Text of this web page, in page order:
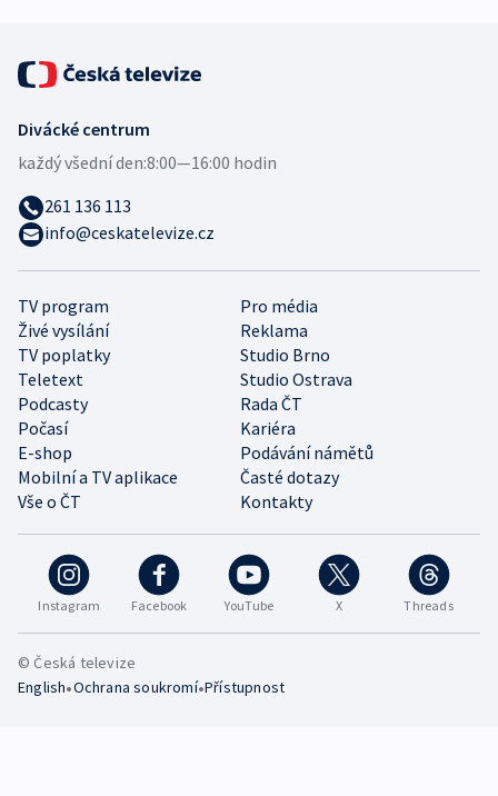
Instagram Facebook YouTube X Threads
TV program
Pro média
Živé vysílání
Reklama
TV poplatky
Studio Brno
Teletext
Studio Ostrava
Podcasty
Rada ČT
Počasí
Kariéra
E-shop
Podávání námětů
Mobilní a TV aplikace
Časté dotazy
Vše o ČT
Kontakty
Divácké centrum
každý všední den:8:00—16:00 hodin
261 136 113
info@ceskatelevize.cz
© Česká televize
English•Ochrana soukromí•Přístupnost